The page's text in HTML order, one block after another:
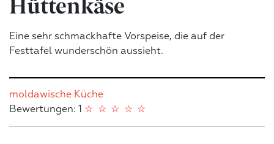
Hüttenkäse
Eine sehr schmackhafte Vorspeise, die auf der
Festtafel wunderschön aussieht.
moldawische Küche
Bewertungen: 1
☆
☆
☆
☆
☆